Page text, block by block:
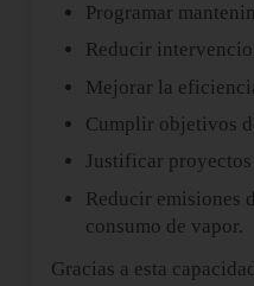
Programar
Reducir
Mejorar la
Cumplir objetivos
Justificar
Reducir emisiones
consumo de vapor.
Gracias a esta